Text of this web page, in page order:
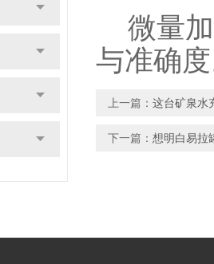
微量加
与准确
上一篇： 这台矿泉水
下一篇： 想明白易拉